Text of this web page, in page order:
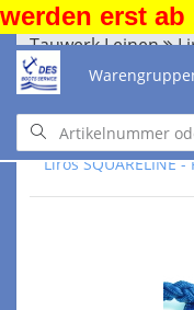
werden erst ab
Tauwerk Leinen
Tauwerk Leinen
Liros SQUARELINE -